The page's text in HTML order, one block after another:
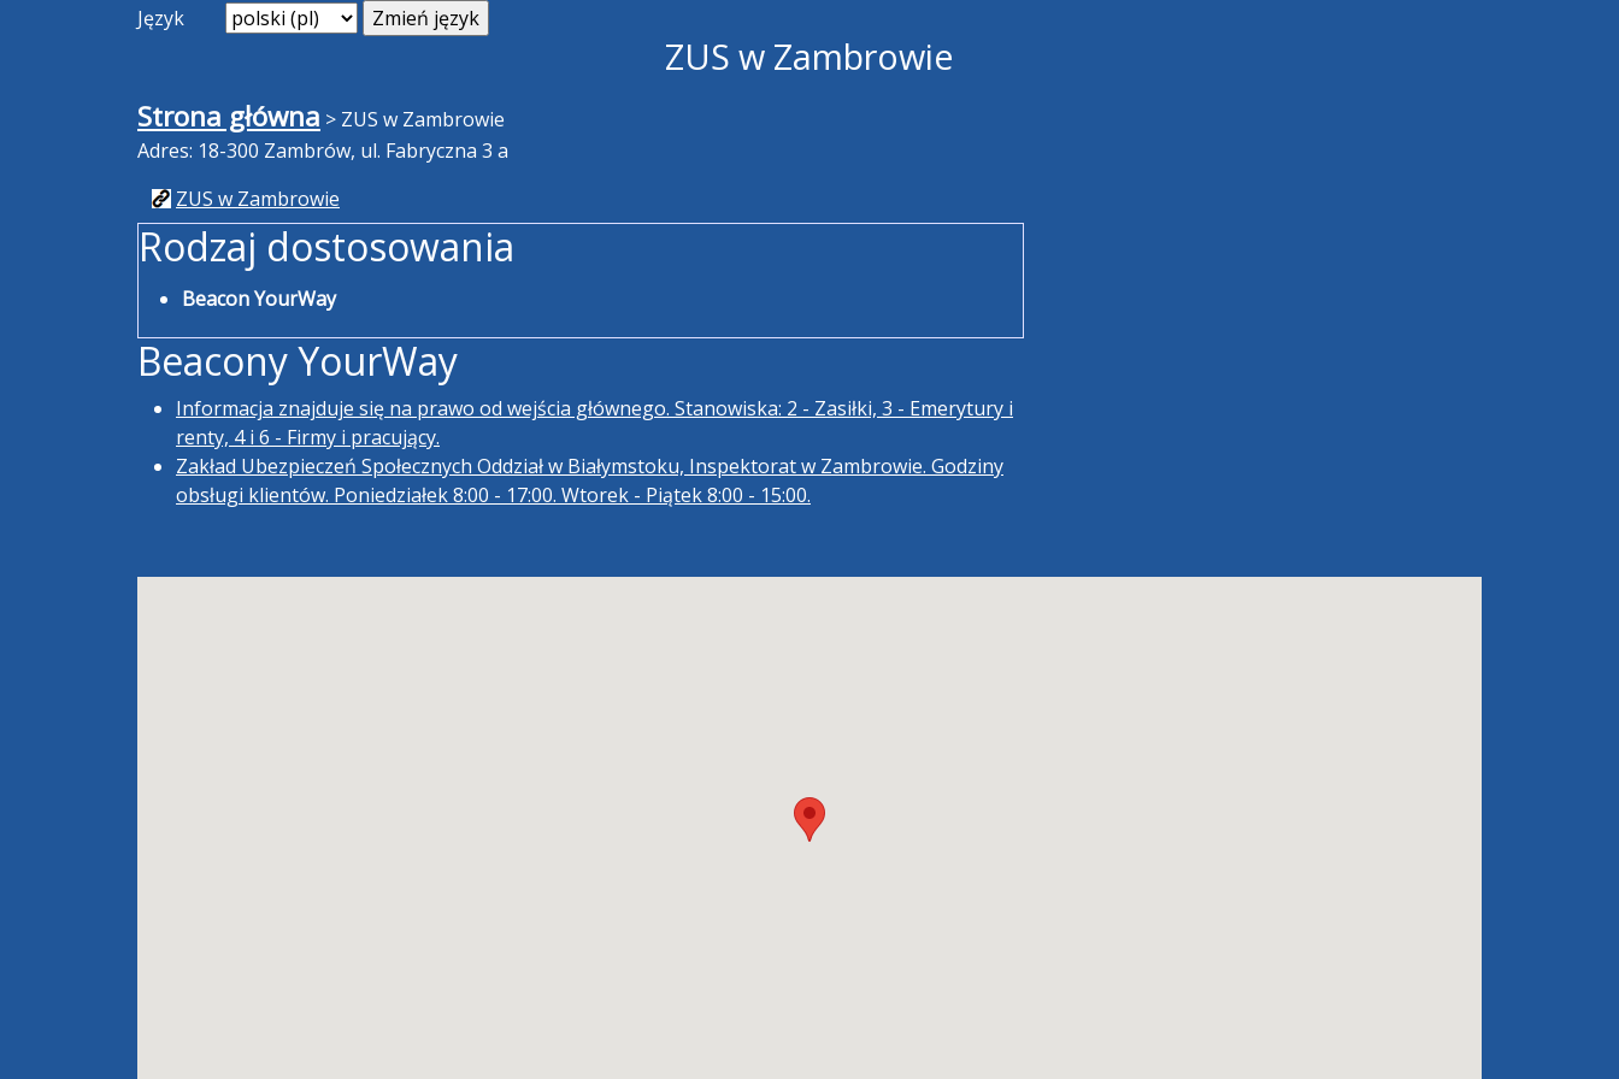
Język
ZUS w Zambrowie
Strona główna > ZUS w Zambrowie
Adres: 18-300 Zambrów, ul. Fabryczna 3 a
ZUS w Zambrowie
Rodzaj dostosowania
Beacon YourWay
Beacony YourWay
Informacja znajduje się na prawo od wejścia głównego. Stanowiska: 2 - Zasiłki, 3 - Emerytury i
renty, 4 i 6 - Firmy i pracujący.
Zakład Ubezpieczeń Społecznych Oddział w Białymstoku, Inspektorat w Zambrowie. Godziny
obsługi klientów. Poniedziałek 8:00 - 17:00. Wtorek - Piątek 8:00 - 15:00.